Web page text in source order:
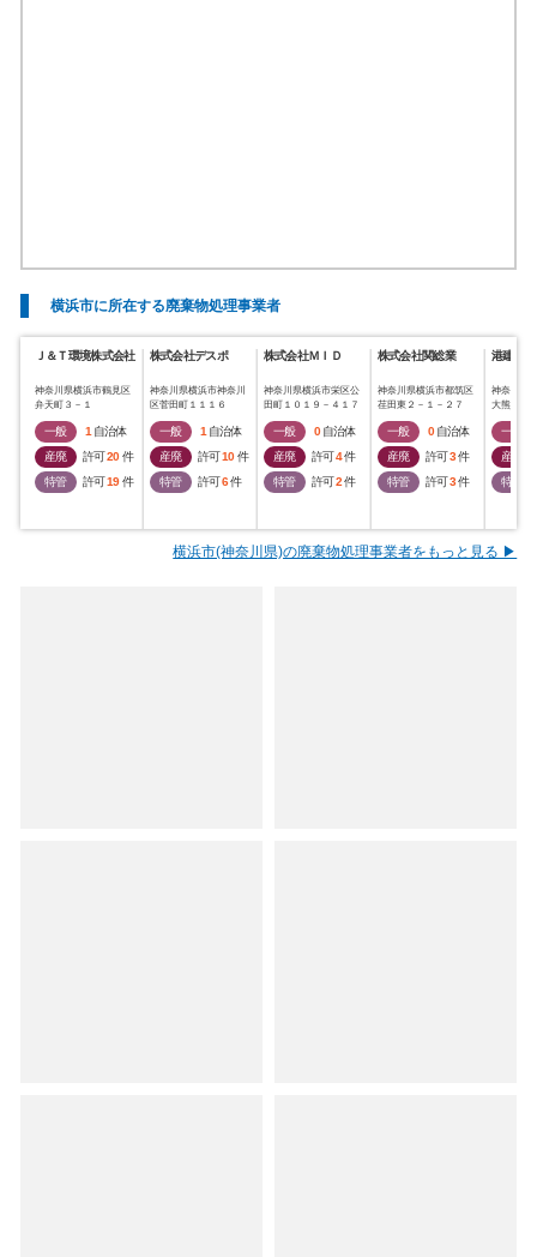
横浜市に所在する廃棄物処理事業者
Ｊ＆Ｔ環境株式会社
神奈川県横浜市鶴見区
弁天町３－１
一般 1 自治体
産廃
許可20 件
特管
許可19 件
株式会社デスポ
神奈川県横浜市神奈川
区菅田町１１１６
一般 1 自治体
産廃
許可10 件
特管
許可6件
株式会社ＭＩＤ
神奈川県横浜市栄区公
田町１０１９－４１７
一般 0 自治体
産廃
許可4件
特管
許可2 件
株式会社関総業
神奈川県横浜市都筑区
荏田東２－１－２７
一般 0 自治体
産廃
許可3件
特管
許可3件
港建物
神奈川県
大熊町３
一般
産廃
特管
横浜市(神奈川県)の廃棄物処理事業者をもっと見る ▶